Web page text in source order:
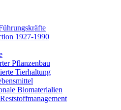
1927-1990
Pflanzenbau
Tierhaltung
Biomaterialien